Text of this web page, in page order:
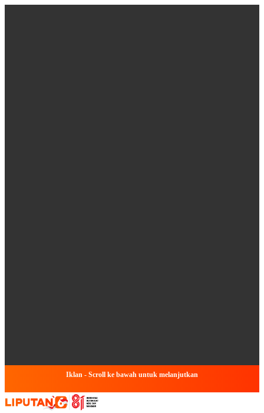
Iklan - Scroll ke bawah untuk melanjutkan